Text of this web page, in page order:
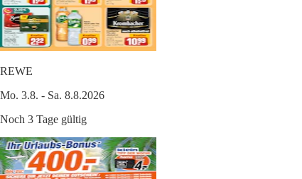
REWE
Mo. 3.8. - Sa. 8.8.2026
Noch 3 Tage gültig